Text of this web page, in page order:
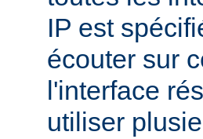
IP est
écouter sur
l'interface
utiliser